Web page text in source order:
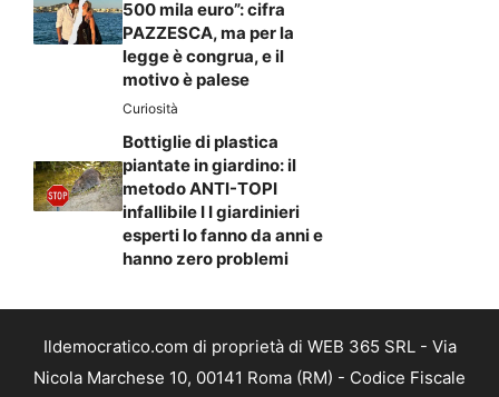
500 mila euro”: cifra
PAZZESCA, ma per la
legge è congrua, e il
motivo è palese
Curiosità
Bottiglie di plastica
piantate in giardino: il
metodo ANTI-TOPI
infallibile I I giardinieri
esperti lo fanno da anni e
hanno zero problemi
Ildemocratico.com di proprietà di WEB 365 SRL - Via
Nicola Marchese 10, 00141 Roma (RM) - Codice Fiscale